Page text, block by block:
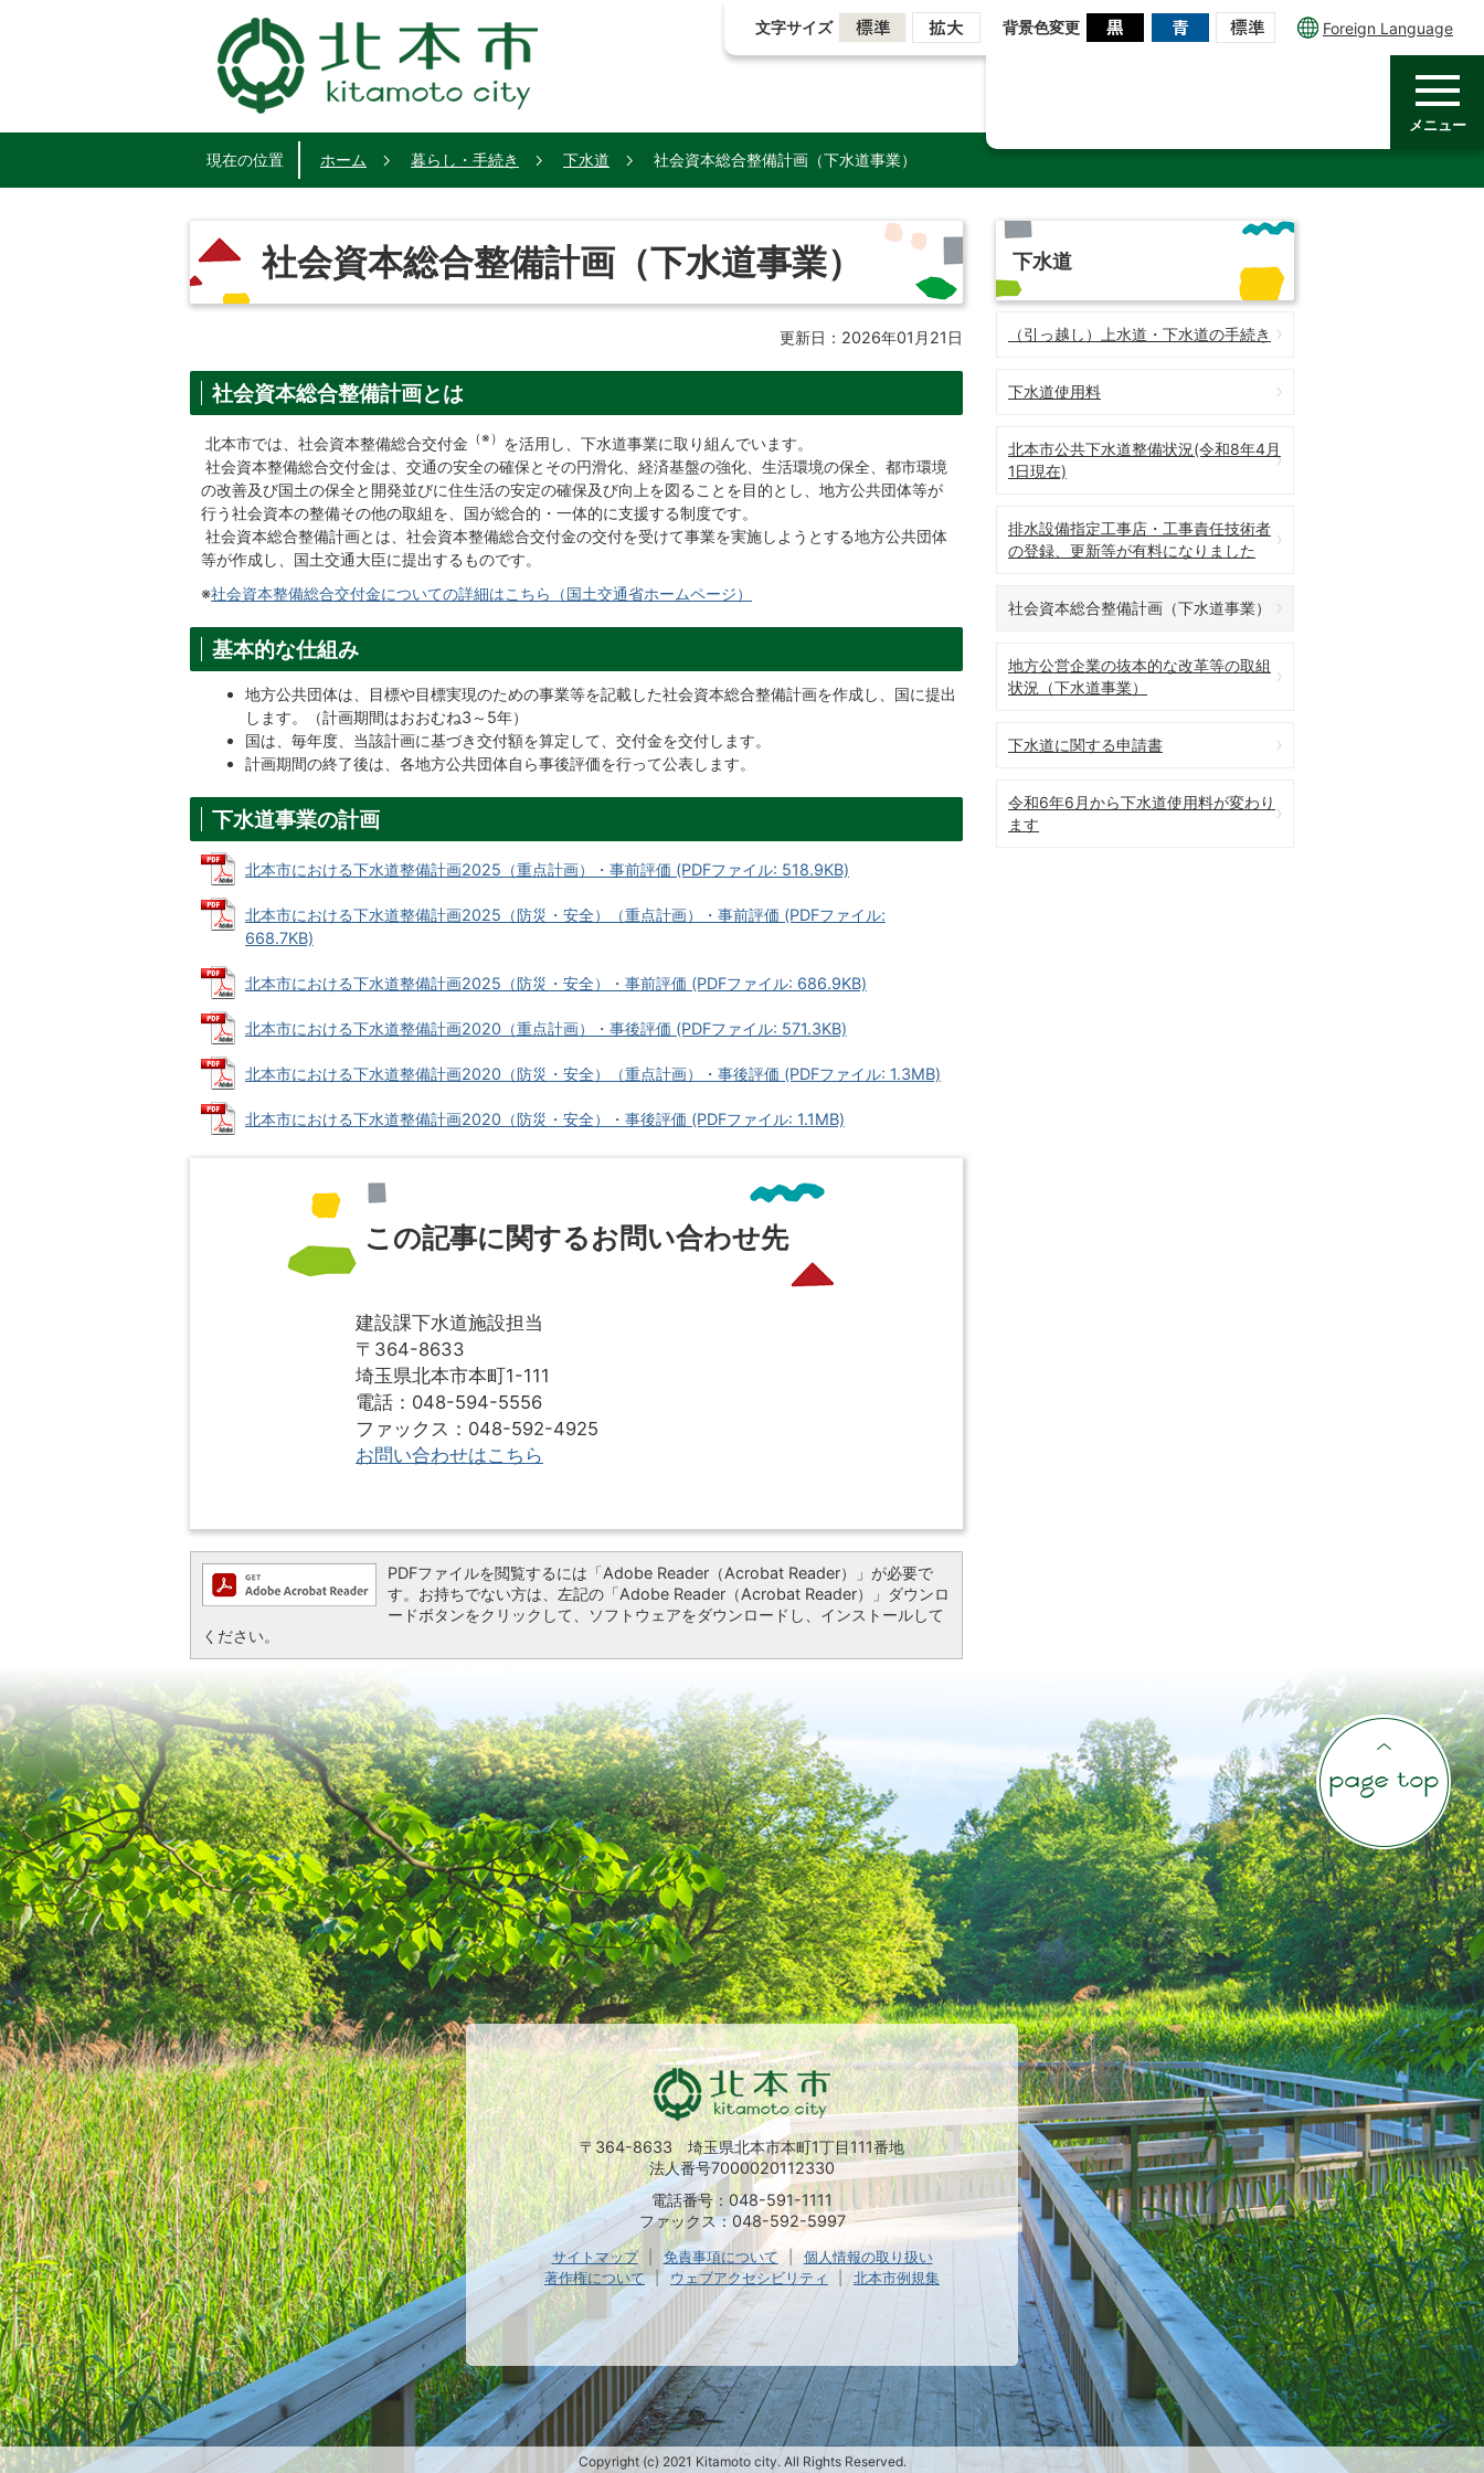
文字サイズ 背景色変更 Foreign Language
メニュー
現在の位置 ホーム 暮らし・手続き 下水道 社会資本総合整備計画（下水道事業）
社会資本総合整備計画（下水道事業）
更新日：2026年01月21日
社会資本総合整備計画とは
北本市では、社会資本整備総合交付金 （※） を活用し、下水道事業に取り組んでいます。
社会資本整備総合交付金は、交通の安全の確保とその円滑化、経済基盤の強化、生活環境の保全、都市環境
の改善及び国土の保全と開発並びに住生活の安定の確保及び向上を図ることを目的とし、地方公共団体等が
行う社会資本の整備その他の取組を、国が総合的・一体的に支援する制度です。
社会資本総合整備計画とは、社会資本整備総合交付金の交付を受けて事業を実施しようとする地方公共団体
等が作成し、国土交通大臣に提出するものです。
※社会資本整備総合交付金についての詳細はこちら（国土交通省ホームページ）
基本的な仕組み
地方公共団体は、目標や目標実現のための事業等を記載した社会資本総合整備計画を作成し、国に提出
します。（計画期間はおおむね3～5年）
国は、毎年度、当該計画に基づき交付額を算定して、交付金を交付します。
計画期間の終了後は、各地方公共団体自ら事後評価を行って公表します。
下水道事業の計画
北本市における下水道整備計画2025（重点計画）・事前評価 (PDFファイル: 518.9KB)
北本市における下水道整備計画2025（防災・安全）（重点計画）・事前評価 (PDFファイル:
668.7KB)
北本市における下水道整備計画2025（防災・安全）・事前評価 (PDFファイル: 686.9KB)
北本市における下水道整備計画2020（重点計画）・事後評価 (PDFファイル: 571.3KB)
北本市における下水道整備計画2020（防災・安全）（重点計画）・事後評価 (PDFファイル: 1.3MB)
北本市における下水道整備計画2020（防災・安全）・事後評価 (PDFファイル: 1.1MB)
この記事に関するお問い合わせ先
建設課下水道施設担当
〒364-8633
埼玉県北本市本町1-111
電話：048-594-5556
ファックス：048-592-4925
お問い合わせはこちら
PDFファイルを閲覧するには「Adobe Reader（Acrobat Reader）」が必要で
す。お持ちでない方は、左記の「Adobe Reader（Acrobat Reader）」ダウンロ
ードボタンをクリックして、ソフトウェアをダウンロードし、インストールして
ください。
下水道
（引っ越し）上水道・下水道の手続き
下水道使用料
北本市公共下水道整備状況(令和8年4月
1日現在)
排水設備指定工事店・工事責任技術者
の登録、更新等が有料になりました
社会資本総合整備計画（下水道事業）
地方公営企業の抜本的な改革等の取組
状況（下水道事業）
下水道に関する申請書
令和6年6月から下水道使用料が変わり
ます
〒364-8633 埼玉県北本市本町1丁目111番地
法人番号7000020112330
電話番号：048-591-1111
ファックス：048-592-5997
サイトマップ 免責事項について
個人情報の取り扱い
著作権について
ウェブアクセシビリティ 北本市例規集
Copyright (c) 2021 Kitamoto city. All Rights Reserved.